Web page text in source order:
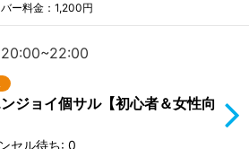
ー料金：1,200円
ジョイ個サル【初心者＆女性向
セル待ち: 0